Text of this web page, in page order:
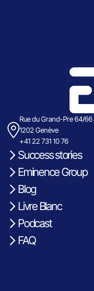
Rue du Grand-Pre 64/66
1202 Genève
+41 22 731 10 76
Success stories
Eminence Group
Blog
Livre Blanc
Podcast
FAQ